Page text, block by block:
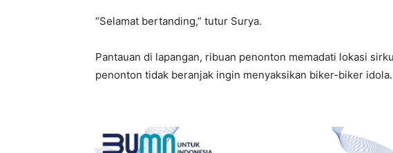
“Selamat bertanding,” tutur Surya.
Pantauan di lapangan, ribuan penonton memadati lokasi
penonton tidak beranjak ingin menyaksikan biker-biker idola.